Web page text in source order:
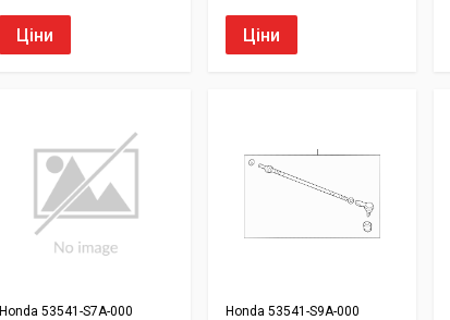
Ціни Ціни
Honda 53541-S7A-000 Honda 53541-S9A-000